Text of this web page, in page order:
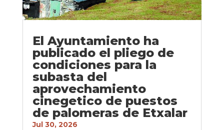
El Ayuntamiento ha
publicado el pliego de
condiciones para la
subasta del
aprovechamiento
cinegetico de puestos
de palomeras de Etxalar
Jul 30, 2026